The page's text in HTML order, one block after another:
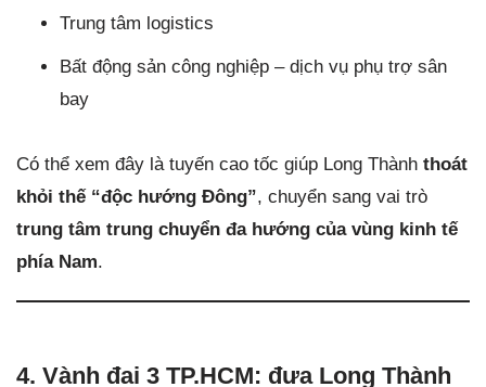
Trung tâm logistics
Bất động sản công nghiệp – dịch vụ phụ trợ sân
bay
Có thể xem đây là tuyến cao tốc giúp Long Thành thoát
khỏi thế “độc hướng Đông”, chuyển sang vai trò
trung tâm trung chuyển đa hướng của vùng kinh tế
phía Nam.
4. Vành đai 3 TP.HCM: đưa Long Thành